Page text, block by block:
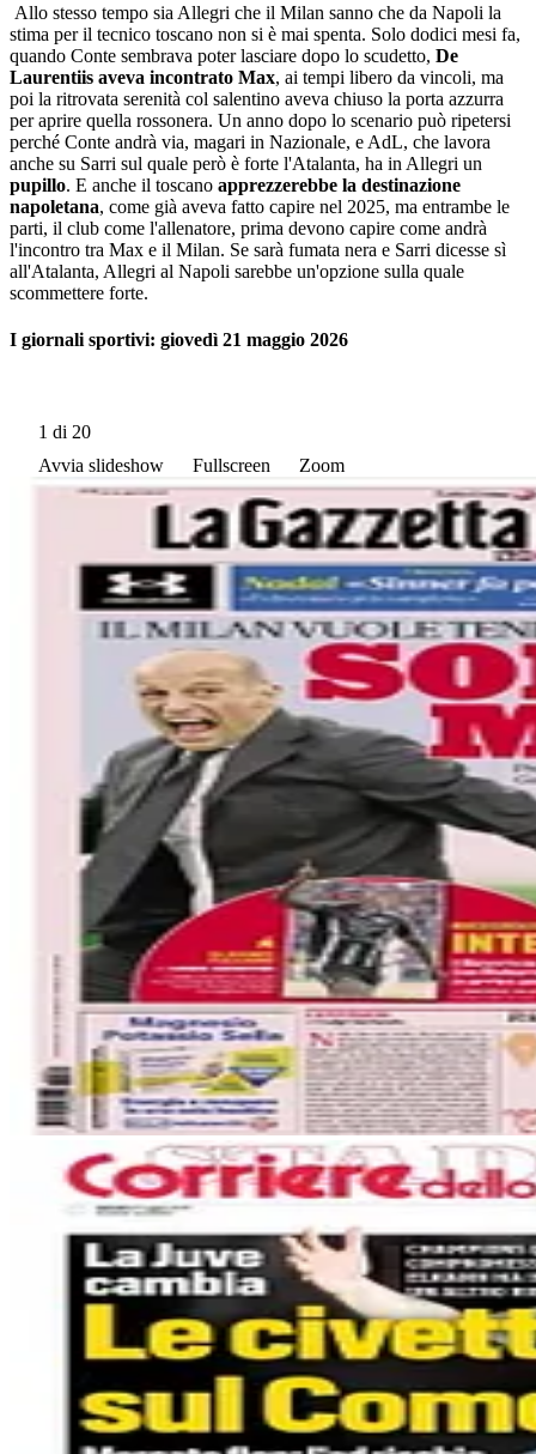
Allo stesso tempo sia Allegri che il Milan sanno che da Napoli la
stima per il tecnico toscano non si è mai spenta. Solo dodici mesi fa,
quando Conte sembrava poter lasciare dopo lo scudetto, De
Laurentiis aveva incontrato Max, ai tempi libero da vincoli, ma
poi la ritrovata serenità col salentino aveva chiuso la porta azzurra
per aprire quella rossonera. Un anno dopo lo scenario può ripetersi
perché Conte andrà via, magari in Nazionale, e AdL, che lavora
anche su Sarri sul quale però è forte l'Atalanta, ha in Allegri un
pupillo. E anche il toscano apprezzerebbe la destinazione
napoletana, come già aveva fatto capire nel 2025, ma entrambe le
parti, il club come l'allenatore, prima devono capire come andrà
l'incontro tra Max e il Milan. Se sarà fumata nera e Sarri dicesse sì
all'Atalanta, Allegri al Napoli sarebbe un'opzione sulla quale
scommettere forte.
I giornali sportivi: giovedì 21 maggio 2026
1 di 20
Avvia slideshow
Fullscreen Zoom